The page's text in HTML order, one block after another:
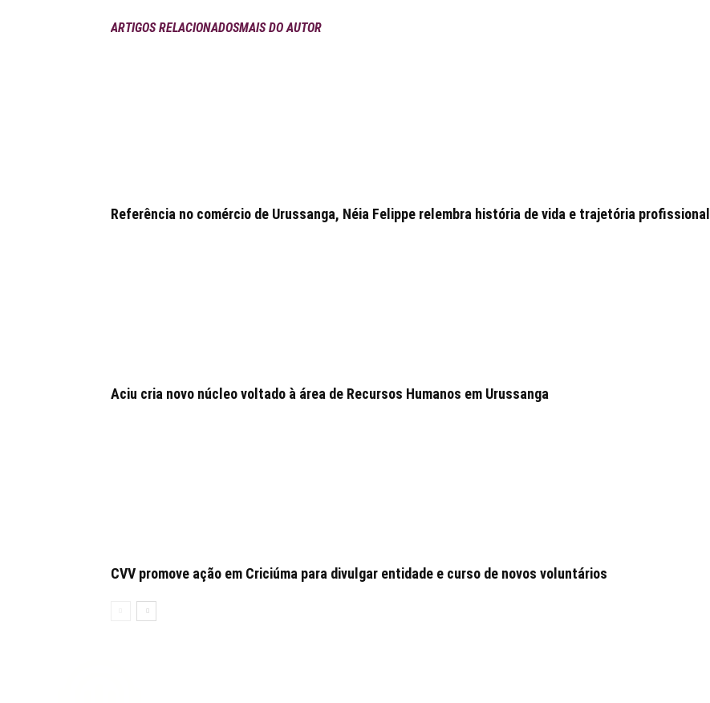
ARTIGOS RELACIONADOSMAIS DO AUTOR
Referência no comércio de Urussanga, Néia Felippe relembra história de vida e trajetória profissional
Aciu cria novo núcleo voltado à área de Recursos Humanos em Urussanga
CVV promove ação em Criciúma para divulgar entidade e curso de novos voluntários